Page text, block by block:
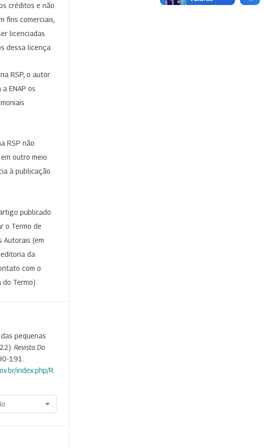
créditos e não
fins comerciais,
licenciadas
dessa licença.
RSP, o autor
ENAP os
RSP não
outro meio
à publicação
publicado
o Termo de
Autorais (em
da
com o
Termo).
pequenas
Revista Do
191.
index.php/R